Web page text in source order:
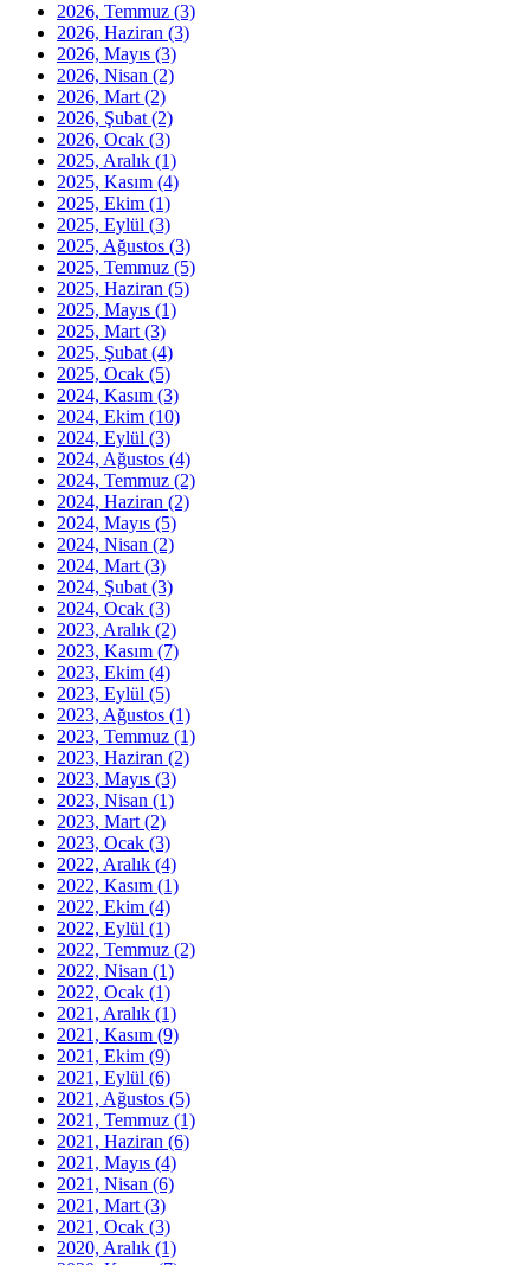
2026, Temmuz (3)
2026, Haziran (3)
2026, Mayıs (3)
2026, Nisan (2)
2026, Mart (2)
2026, Şubat (2)
2026, Ocak (3)
2025, Aralık (1)
2025, Kasım (4)
2025, Ekim (1)
2025, Eylül (3)
2025, Ağustos (3)
2025, Temmuz (5)
2025, Haziran (5)
2025, Mayıs (1)
2025, Mart (3)
2025, Şubat (4)
2025, Ocak (5)
2024, Kasım (3)
2024, Ekim (10)
2024, Eylül (3)
2024, Ağustos (4)
2024, Temmuz (2)
2024, Haziran (2)
2024, Mayıs (5)
2024, Nisan (2)
2024, Mart (3)
2024, Şubat (3)
2024, Ocak (3)
2023, Aralık (2)
2023, Kasım (7)
2023, Ekim (4)
2023, Eylül (5)
2023, Ağustos (1)
2023, Temmuz (1)
2023, Haziran (2)
2023, Mayıs (3)
2023, Nisan (1)
2023, Mart (2)
2023, Ocak (3)
2022, Aralık (4)
2022, Kasım (1)
2022, Ekim (4)
2022, Eylül (1)
2022, Temmuz (2)
2022, Nisan (1)
2022, Ocak (1)
2021, Aralık (1)
2021, Kasım (9)
2021, Ekim (9)
2021, Eylül (6)
2021, Ağustos (5)
2021, Temmuz (1)
2021, Haziran (6)
2021, Mayıs (4)
2021, Nisan (6)
2021, Mart (3)
2021, Ocak (3)
2020, Aralık (1)